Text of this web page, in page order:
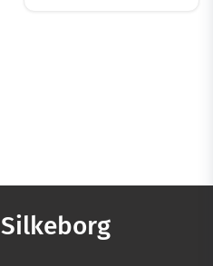
Silkeborg